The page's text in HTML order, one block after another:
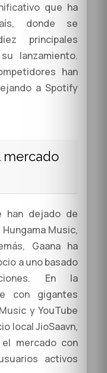
que ha
donde se
principales
lanzamiento.
han
a Spotify
mercado
han dejado de
Music,
Gaana ha
a uno basado
En la
con gigantes
y YouTube
local JioSaavn,
mercado con
activos